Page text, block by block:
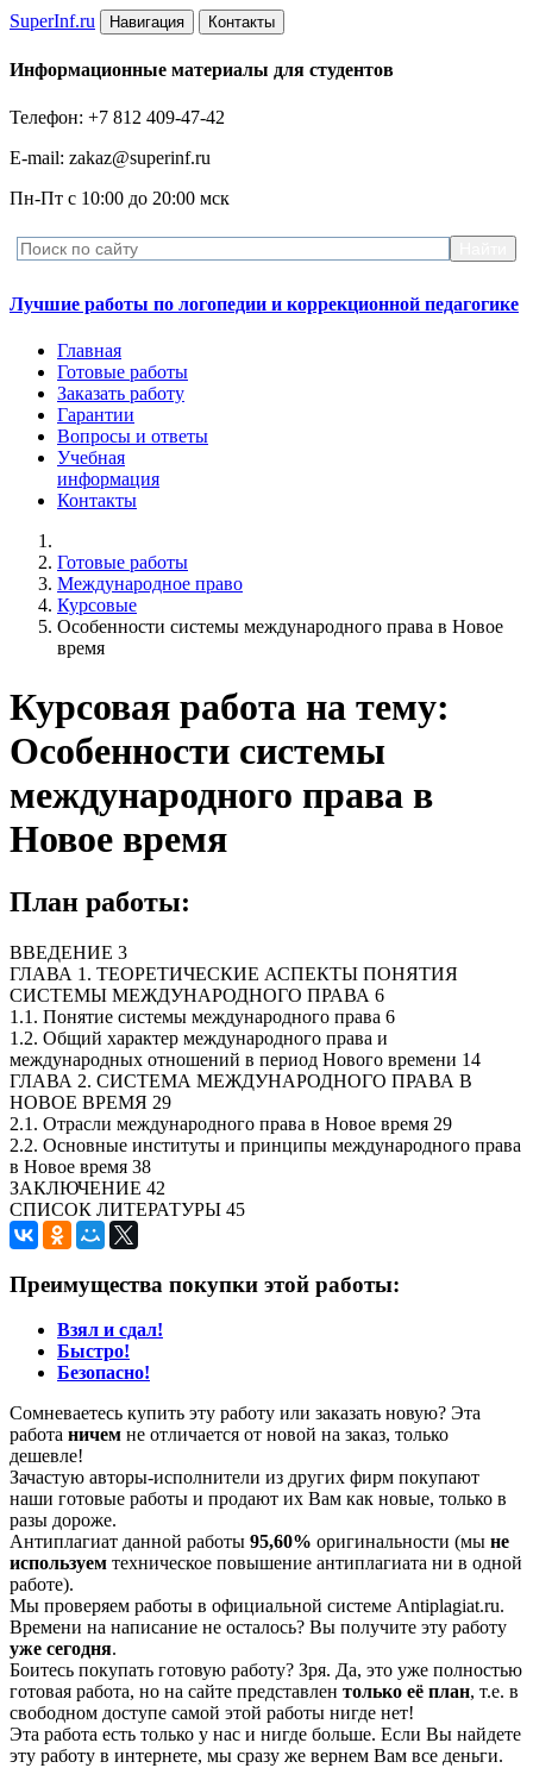
SuperInf.ru Навигация Контакты
Информационные материалы для студентов
Телефон: +7 812 409-47-42
E-mail: zakaz@superinf.ru
Пн-Пт с 10:00 до 20:00 мск
Лучшие работы по логопедии и коррекционной педагогике
Главная
Готовые работы
Заказать работу
Гарантии
Вопросы и ответы
Учебная
информация
Контакты
Готовые работы
Международное право
Курсовые
Особенности системы международного права в Новое
время
Курсовая работа на тему:
Особенности системы
международного права в
Новое время
План работы:
ВВЕДЕНИЕ 3
ГЛАВА 1. ТЕОРЕТИЧЕСКИЕ АСПЕКТЫ ПОНЯТИЯ
СИСТЕМЫ МЕЖДУНАРОДНОГО ПРАВА 6
1.1. Понятие системы международного права 6
1.2. Общий характер международного права и
международных отношений в период Нового времени 14
ГЛАВА 2. СИСТЕМА МЕЖДУНАРОДНОГО ПРАВА В
НОВОЕ ВРЕМЯ 29
2.1. Отрасли международного права в Новое время 29
2.2. Основные институты и принципы международного права
в Новое время 38
ЗАКЛЮЧЕНИЕ 42
СПИСОК ЛИТЕРАТУРЫ 45
Преимущества покупки этой работы:
Взял и сдал!
Быстро!
Безопасно!
Сомневаетесь купить эту работу или заказать новую? Эта
работа ничем не отличается от новой на заказ, только
дешевле!
Зачастую авторы-исполнители из других фирм покупают
наши готовые работы и продают их Вам как новые, только в
разы дороже.
Антиплагиат данной работы 95,60% оригинальности (мы не
используем техническое повышение антиплагиата ни в одной
работе).
Мы проверяем работы в официальной системе Аntiplagiat.ru.
Времени на написание не осталось? Вы получите эту работу
уже сегодня.
Боитесь покупать готовую работу? Зря. Да, это уже полностью
готовая работа, но на сайте представлен только её план, т.е. в
свободном доступе самой этой работы нигде нет!
Эта работа есть только у нас и нигде больше. Если Вы найдете
эту работу в интернете, мы сразу же вернем Вам все деньги.